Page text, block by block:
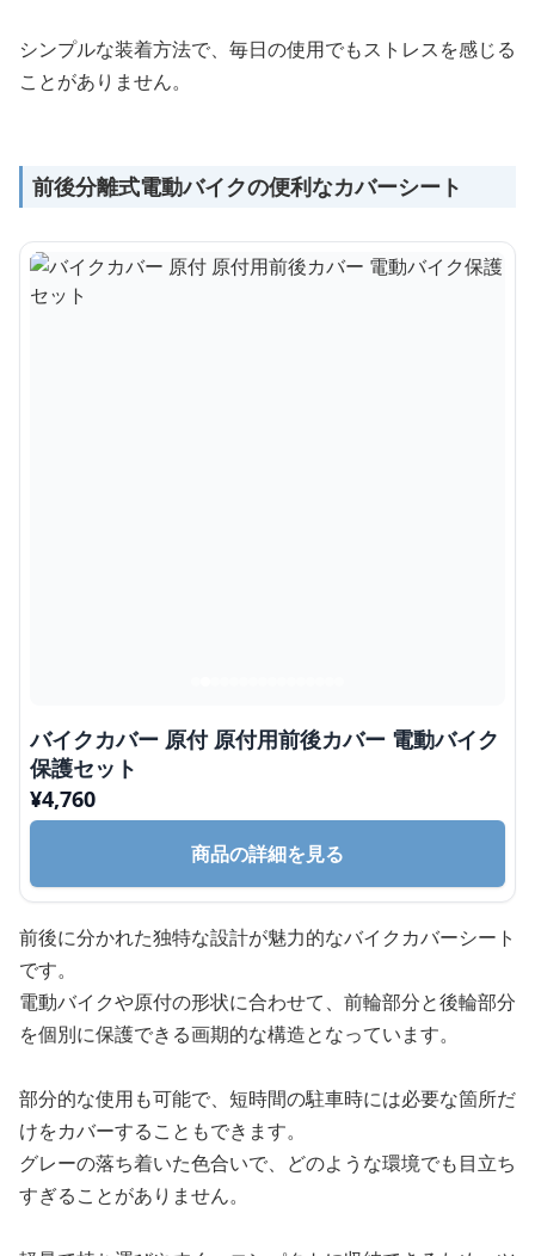
シンプルな装着方法で、毎日の使用でもストレスを感じる
ことがありません。
前後分離式電動バイクの便利なカバーシート
バイクカバー 原付 原付用前後カバー 電動バイク
保護セット
¥4,760
商品の詳細を見る
前後に分かれた独特な設計が魅力的なバイクカバーシート
です。
電動バイクや原付の形状に合わせて、前輪部分と後輪部分
を個別に保護できる画期的な構造となっています。
部分的な使用も可能で、短時間の駐車時には必要な箇所だ
けをカバーすることもできます。
グレーの落ち着いた色合いで、どのような環境でも目立ち
すぎることがありません。